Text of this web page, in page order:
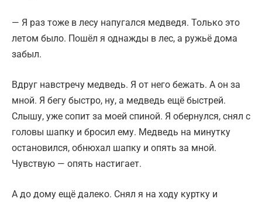
— Я раз тоже в лесу напугался медведя. Только это
летом было. Пошёл я однажды в лес, а ружьё дома
забыл.
Вдруг навстречу медведь. Я от него бежать. А он за
мной. Я бегу быстро, ну, а медведь ещё быстрей.
Слышу, уже сопит за моей спиной. Я обернулся, снял с
головы шапку и бросил ему. Медведь на минутку
остановился, обнюхал шапку и опять за мной.
Чувствую — опять настигает.
А до дому ещё далеко. Снял я на ходу куртку и